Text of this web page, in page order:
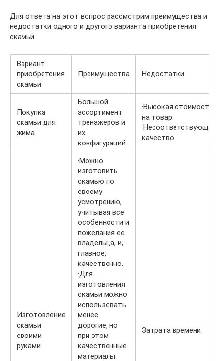
Для ответа на этот вопрос рассмотрим преимущества и
недостатки одного и другого варианта приобретения
скамьи.
Вариант
приобретения
скамьи
Преимущества Недостатки
Покупка
скамьи для
жима
Большой
ассортимент
тренажеров и
их
конфигураций.
·Высокая стоимость
на товар.
·Несоответствующее
качество.
Изготовление
скамьи
своими
руками
·Можно
изготовить
скамью по
своему
усмотрению,
учитывая все
особенности и
пожелания ее
владельца, и,
главное,
качественно.
·Для
изготовления
скамьи можно
использовать
менее
дорогие, но
при этом
качественные
материалы.
Затрата времени